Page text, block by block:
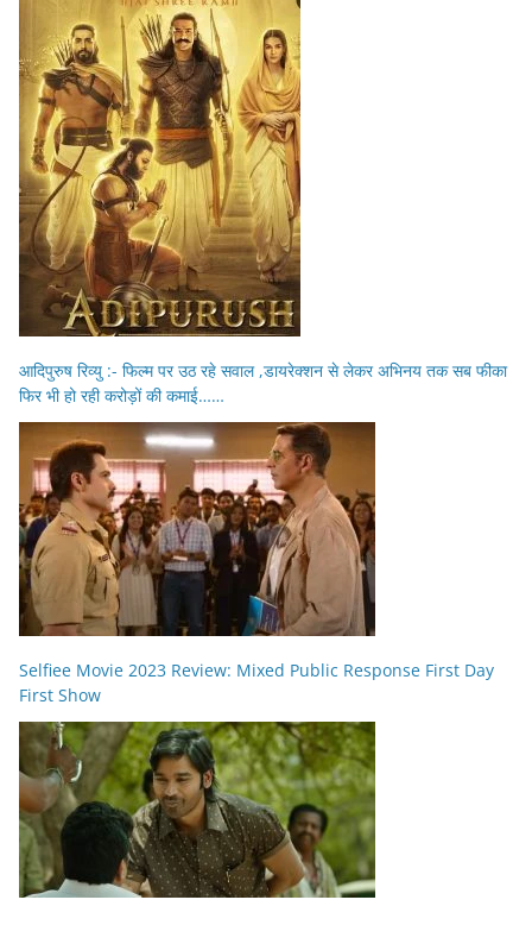
आदिपुरुष रिव्यु :- फिल्म पर उठ रहे सवाल ,डायरेक्शन से लेकर अभिनय तक सब फीका
फिर भी हो रही करोड़ों की कमाई……
Selfiee Movie 2023 Review: Mixed Public Response First Day
First Show